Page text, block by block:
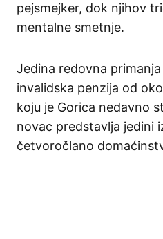
pejsmejker, dok njihov
mentalne smetnje.
Jedina redovna
invalidska penzija od
koju je Gorica nedavno
novac predstavlja jedini
četvoročlano